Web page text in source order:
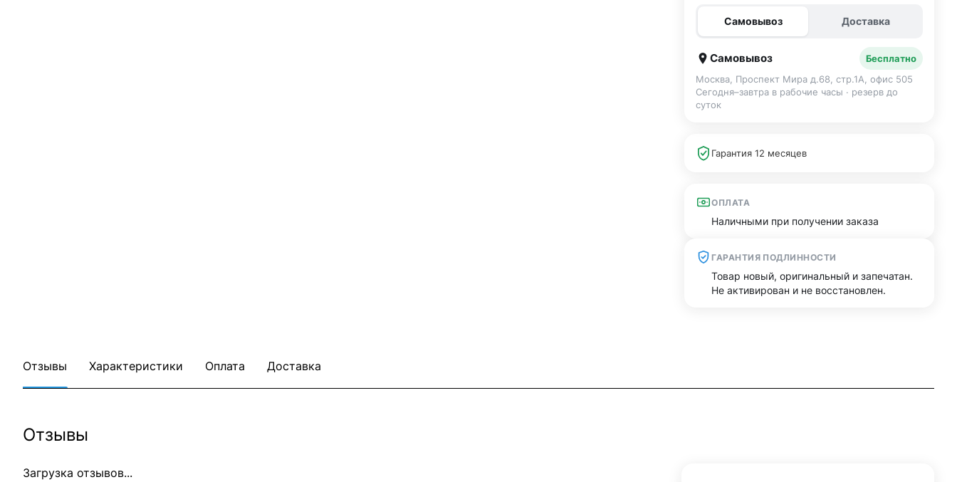
Самовывоз Доставка
Самовывоз
Бесплатно
Москва, Проспект Мира д.68, стр.1А, офис 505
Сегодня–завтра в рабочие часы · резерв до
суток
Гарантия 12 месяцев
ОПЛАТА
Наличными при получении заказа
ГАРАНТИЯ ПОДЛИННОСТИ
Товар новый, оригинальный и запечатан.
Не активирован и не восстановлен.
Отзывы Характеристики Оплата Доставка
Отзывы
Загрузка отзывов...